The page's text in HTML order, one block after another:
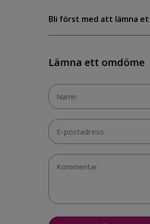
Bli först med att lämna
Lämna ett omdöme